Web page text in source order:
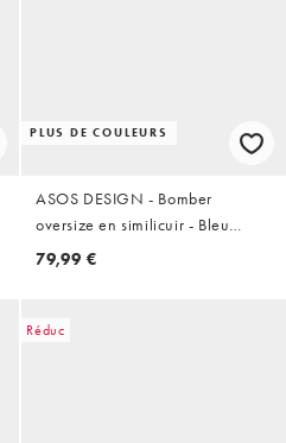
PLUS DE COULEURS
ASOS DESIGN - Bomber
oversize en similicuir - Bleu
marine
79,99 €
Réduc